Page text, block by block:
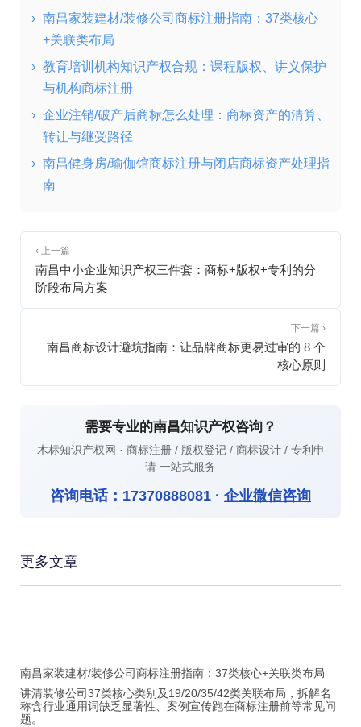
› 南昌家装建材/装修公司商标注册指南：37类核心
+关联类布局
› 教育培训机构知识产权合规：课程版权、讲义保护
与机构商标注册
› 企业注销/破产后商标怎么处理：商标资产的清算、
转让与继受路径
› 南昌健身房/瑜伽馆商标注册与闭店商标资产处理指
南
‹ 上一篇
南昌中小企业知识产权三件套：商标+版权+专利的分
阶段布局方案
下一篇 ›
南昌商标设计避坑指南：让品牌商标更易过审的 8 个
核心原则
需要专业的南昌知识产权咨询？
木标知识产权网 · 商标注册 / 版权登记 / 商标设计 / 专利申
请 一站式服务
咨询电话： 17370888081 · 企业微信咨询
更多文章
南昌家装建材/装修公司商标注册指南：37类核心+关联类布局
讲清装修公司37类核心类别及19/20/35/42类关联布局，拆解名
称含行业通用词缺乏显著性、案例宣传跑在商标注册前等常见问
题。